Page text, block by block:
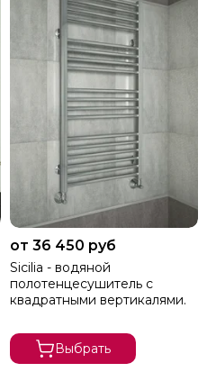
от 36 450 руб
Sicilia - водяной
полотенцесушитель с
квадратными вертикалями.
Выбрать